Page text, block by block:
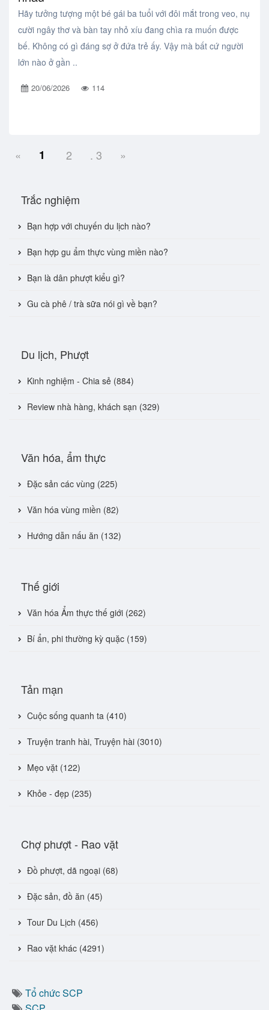
Hãy tưởng tượng một bé gái ba tuổi với đôi mắt trong veo, nụ
cười ngây thơ và bàn tay nhỏ xíu đang chìa ra muốn được
bế. Không có gì đáng sợ ở đứa trẻ ấy. Vậy mà bất cứ người
lớn nào ở gần ..
20/06/2026 114
« 1 2 . 3 »
Trắc nghiệm
Bạn hợp với chuyến du lịch nào?
Bạn hợp gu ẩm thực vùng miền nào?
Bạn là dân phượt kiểu gì?
Gu cà phê / trà sữa nói gì về bạn?
Du lịch, Phượt
Kinh nghiệm - Chia sẻ (884)
Review nhà hàng, khách sạn (329)
Văn hóa, ẩm thực
Đặc sản các vùng (225)
Văn hóa vùng miền (82)
Hướng dẫn nấu ăn (132)
Thế giới
Văn hóa Ẩm thực thế giới (262)
Bí ẩn, phi thường kỳ quặc (159)
Tản mạn
Cuộc sống quanh ta (410)
Truyện tranh hài, Truyện hài (3010)
Mẹo vặt (122)
Khỏe - đẹp (235)
Chợ phượt - Rao vặt
Đồ phượt, dã ngoại (68)
Đặc sản, đồ ăn (45)
Tour Du Lịch (456)
Rao vặt khác (4291)
Tổ chức SCP